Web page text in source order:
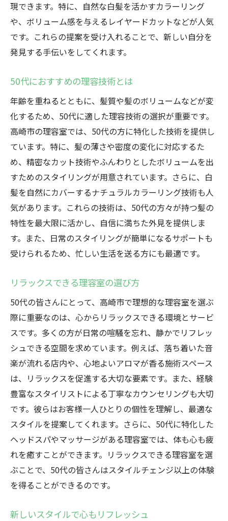
現できます。特に、自然な白髪を活かすカラーリング
や、ボリューム感を与えるレイヤードカットなどが人気
です。これらの提案を受け入れることで、新しい自分を
発見する手伝いをしてくれます。
50代におすすめの理容技術とは
年齢を重ねるとともに、髪質や髪のボリュームなどが変
化するため、50代に適した理容技術の選択が重要です。
高崎市の理容室では、50代の方に特化した技術を提供し
ています。特に、髪の薄さや密度の変化に対応するた
め、精密なカット技術やふんわりとしたボリュームを出
すためのスタイリングが用意されています。さらに、白
髪を自然にカバーするナチュラルカラーリング技術も人
気があります。これらの技術は、50代の方々が持つ髪の
特性を最大限に活かし、自信に満ちた外見を提供しま
す。また、日常のスタイリングが簡単になるサポートも
受けられるため、忙しい生活を送る方にも最適です。
リラックスできる理容室の選び方
50代の皆さんにとって、高崎市で理想的な理容室を選ぶ
際に重要なのは、心からリラックスできる環境とサービ
スです。多くの方が日常の喧騒を忘れ、静かでリフレッ
シュできる空間を求めています。例えば、落ち着いた音
楽が流れる店内や、心地よいアロマが香る施術スペース
は、リラックスを促進する大切な要素です。また、経験
豊富なスタイリストによる丁寧なカウンセリングも大切
です。彼らはお客様一人ひとりの個性を理解し、最適な
スタイルを提案してくれます。さらに、50代に特化した
ヘッドスパやマッサージがある理容室では、体も心も疲
れを癒すことができます。リラックスできる理容室を選
ぶことで、50代の皆さんはスタイルチェンジ以上の体験
を得ることができるのです。
新しいスタイルで心もリフレッシュ